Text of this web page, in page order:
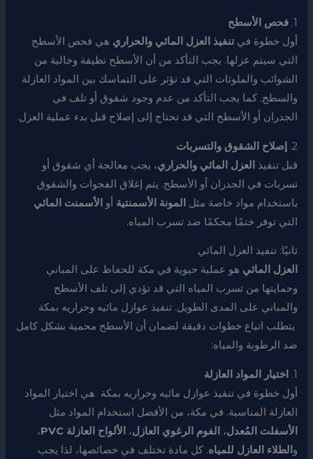
1. فحص الأسطح
أول خطوة فيتنفيذ العزل المائي والحراري هي فحص الأسطح
التي سيتم عزلها. يجب التأكد من أن الأسطح نظيفة وخالية من
الشوائب والملوثات التي قد تؤثر على التماسك بين المواد العازلة
والسطح. كما يجب التأكد من عدم وجود شقوق أو تلف في
الجدران أو الأسطح التي قد تحتاج إلى إصلاح قبل بدء عملية العزل.
2.
إصلاح الشقوق والتسربات
قبل تنفيذ
العزل المائي والحراري، يجب معالجة أي شقوق أو
تسربات في الجدران أو الأسطح. يتم إغلاق الفجوات والشقوق
باستخدام مواد خاصة مثل المونة الأسمنتية أو الأسمنت المائي
التي توفر ختمًا محكمًا ضد تسرب المياه.
ثانيًا: تنفيذ العزل المائي
العزل المائي هو عملية حيوية في مكة للحفاظ على المباني
وحمايتها من تسرب المياه التي قد تؤدي إلى تلف الأسطح
والمباني على المدى الطويل. تنفيذ عوازل مائيه وحراريه بمكة
يتطلب اتباع خطوات دقيقة لضمان أن الأسطح محمية بشكل كامل
ضد الرطوبة والمياه:
1.
اختيار المواد العازلة
أول خطوة في تنفيذ عوازل مائيه وحراريه بمكة هي اختيار المواد
العازلة المناسبة. في مكة، من الأفضل استخدام المواد مثل
الأسفلت المُعدل، الفوم الرغوي العازل، الألواح العازلة PVC
،
و الطلاء العازل للمياه. كل مادة تختلف في خصائصها، لذا يجب